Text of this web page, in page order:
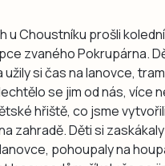
u Choustníku prošli
zvaného Pokrupárna.
užily si čas na lanovce,
se jim od nás, více
hřiště, co jsme
zahradě. Děti si
pohoupaly na